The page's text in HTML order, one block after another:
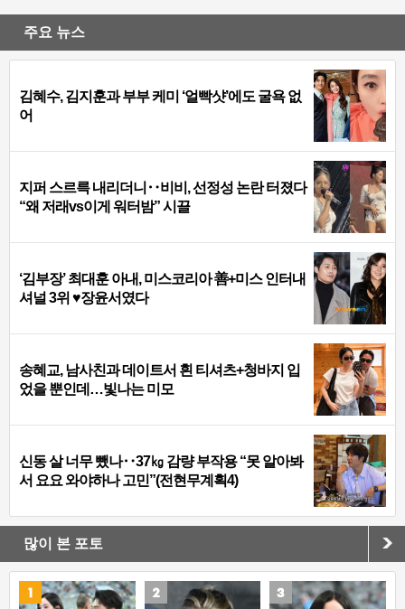
주요 뉴스
김혜수, 김지훈과 부부 케미 ‘얼빡샷’에도 굴욕 없
어
지퍼 스르륵 내리더니‥비비, 선정성 논란 터졌다
“왜 저래vs이게 워터밤” 시끌
‘김부장’ 최대훈 아내, 미스코리아 善+미스 인터내
셔널 3위 ♥장윤서였다
송혜교, 남사친과 데이트서 흰 티셔츠+청바지 입
었을 뿐인데…빛나는 미모
신동 살 너무 뺐나‥37㎏ 감량 부작용 “못 알아봐
서 요요 와야하나 고민”(전현무계획4)
많이 본 포토